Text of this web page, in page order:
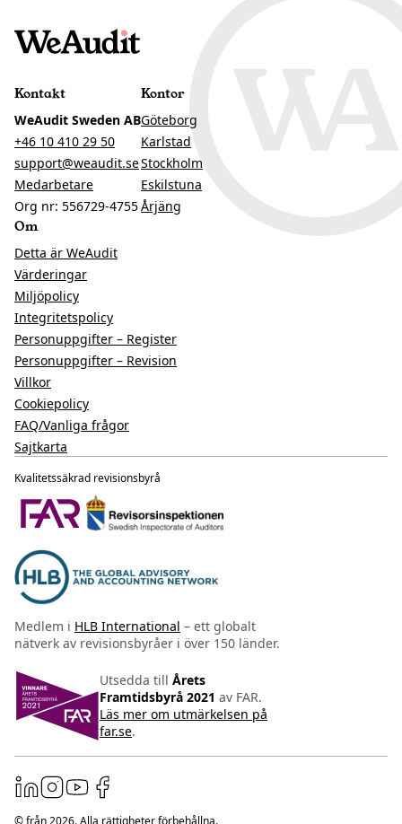
Kontakt
WeAudit Sweden AB
+46 10 410 29 50
support@weaudit.se
Medarbetare
Org nr: 556729-4755
Kontor
Göteborg
Karlstad
Stockholm
Eskilstuna
Årjäng
Om
Detta är WeAudit
Värderingar
Miljöpolicy
Integritetspolicy
Personuppgifter – Register
Personuppgifter – Revision
Villkor
Cookiepolicy
FAQ/Vanliga frågor
Sajtkarta
Kvalitetssäkrad revisionsbyrå
Medlem i HLB International – ett globalt
nätverk av revisionsbyråer i över 150 länder.
Utsedda till Årets
Framtidsbyrå 2021 av FAR.
Läs mer om utmärkelsen på
far.se.